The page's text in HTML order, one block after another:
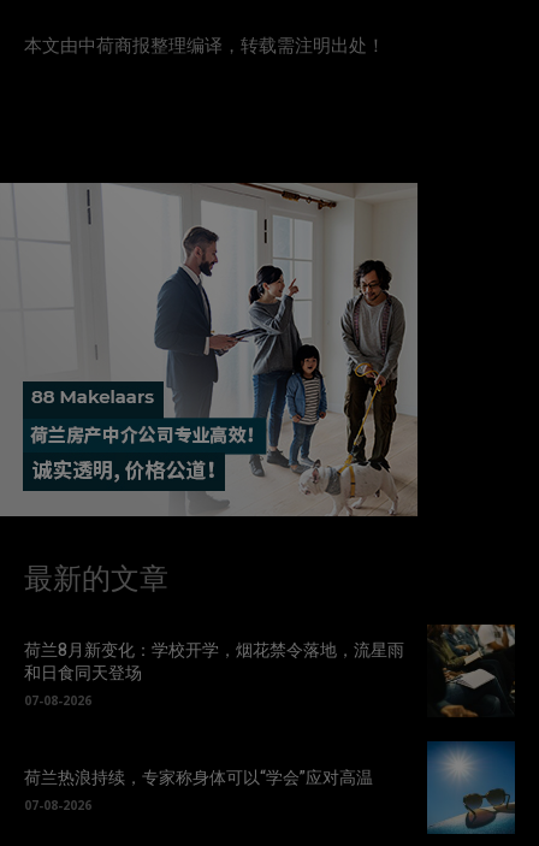
本文由中荷商报整理编译，转载需注明出处！
最新的文章
荷兰8月新变化：学校开学，烟花禁令落地，流星雨
和日食同天登场
07-08-2026
荷兰热浪持续，专家称身体可以“学会”应对高温
07-08-2026